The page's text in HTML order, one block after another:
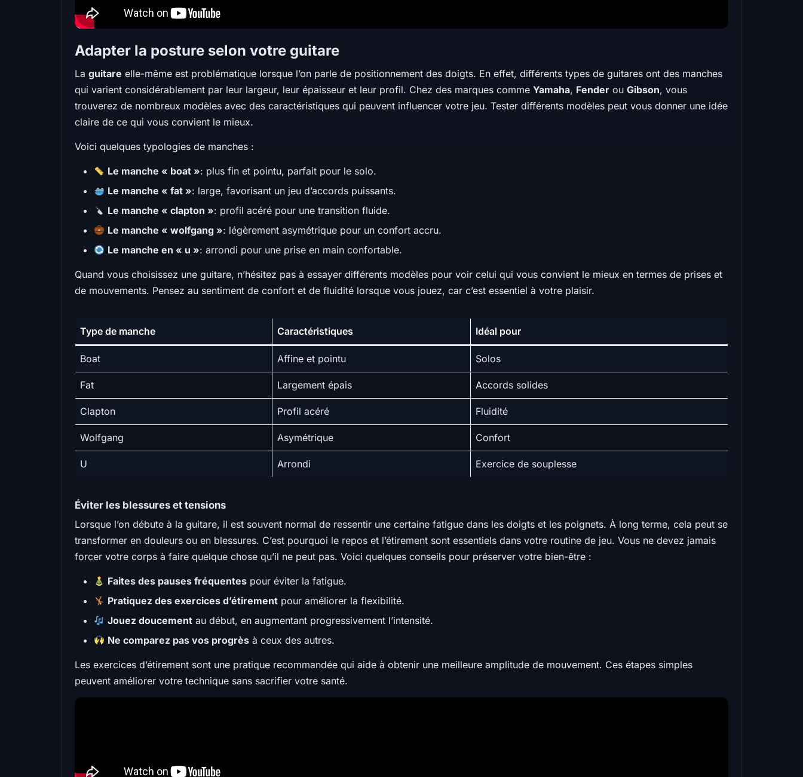
Adapter la posture selon votre guitare
La guitare elle-même est problématique lorsque l’on parle de positionnement des doigts. En effet, différents types de guitares ont des manches
qui varient considérablement par leur largeur, leur épaisseur et leur profil. Chez des marques comme Yamaha, Fender ou Gibson, vous
trouverez de nombreux modèles avec des caractéristiques qui peuvent influencer votre jeu. Tester différents modèles peut vous donner une idée
claire de ce qui vous convient le mieux.
Voici quelques typologies de manches :
Le manche « boat »: plus fin et pointu, parfait pour le solo.
Le manche « fat »: large, favorisant un jeu d’accords puissants.
Le manche « clapton »: profil acéré pour une transition fluide.
Le manche « wolfgang »: légèrement asymétrique pour un confort accru.
Le manche en « u »: arrondi pour une prise en main confortable.
Quand vous choisissez une guitare, n’hésitez pas à essayer différents modèles pour voir celui qui vous convient le mieux en termes de prises et
de mouvements. Pensez au sentiment de confort et de fluidité lorsque vous jouez, car c’est essentiel à votre plaisir.
Type de manche Caractéristiques Idéal pour
Boat Affine et pointu Solos
Fat Largement épais Accords solides
Clapton Profil acéré Fluidité
Wolfgang Asymétrique Confort
U Arrondi Exercice de souplesse
Éviter les blessures et tensions
Lorsque l’on débute à la guitare, il est souvent normal de ressentir une certaine fatigue dans les doigts et les poignets. À long terme, cela peut se
transformer en douleurs ou en blessures. C’est pourquoi le repos et l’étirement sont essentiels dans votre routine de jeu. Vous ne devez jamais
forcer votre corps à faire quelque chose qu’il ne peut pas. Voici quelques conseils pour préserver votre bien-être :
Faites des pauses fréquentes pour éviter la fatigue.
Pratiquez des exercices d’étirement pour améliorer la flexibilité.
Jouez doucement au début, en augmentant progressivement l’intensité.
Ne comparez pas vos progrès à ceux des autres.
Les exercices d’étirement sont une pratique recommandée qui aide à obtenir une meilleure amplitude de mouvement. Ces étapes simples
peuvent améliorer votre technique sans sacrifier votre santé.